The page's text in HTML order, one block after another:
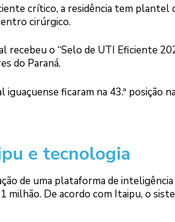
crítico, a residência tem
cirúrgico.
recebeu o “Selo de UTI Eficiente
do Paraná.
iguaçuense ficaram na 43.ª posição
e tecnologia
de uma plataforma de
milhão. De acordo com Itaipu, o